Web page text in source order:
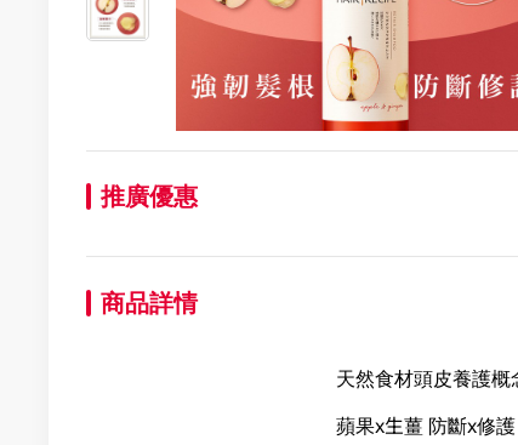
推廣優惠
商品詳情
天然食材頭皮養護
蘋果x生薑 防斷x修護